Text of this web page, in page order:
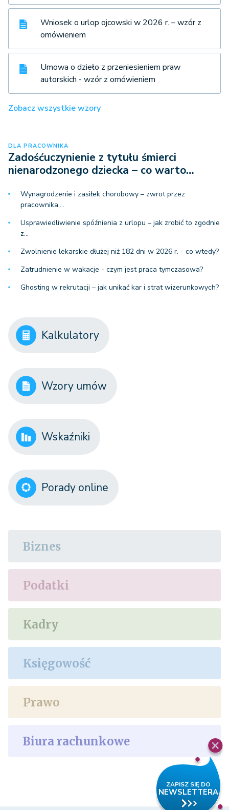
Wniosek o urlop ojcowski w 2026 r. – wzór z
omówieniem
Umowa o dzieło z przeniesieniem praw
autorskich - wzór z omówieniem
Zobacz wszystkie wzory
DLA PRACOWNIKA
Zadośćuczynienie z tytułu śmierci
nienarodzonego dziecka – co warto…
Wynagrodzenie i zasiłek chorobowy – zwrot przez
pracownika,…
Usprawiedliwienie spóźnienia z urlopu – jak zrobić to zgodnie
z…
Zwolnienie lekarskie dłużej niż 182 dni w 2026 r. - co wtedy?
Zatrudnienie w wakacje - czym jest praca tymczasowa?
Ghosting w rekrutacji – jak unikać kar i strat wizerunkowych?
Kalkulatory
Wzory umów
Wskaźniki
Porady online
Biznes
Podatki
Kadry
Księgowość
Prawo
Biura rachunkowe